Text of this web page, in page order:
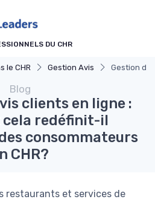
DU CHR
le CHR Gestion Avis Gestion
Blog
clients en ligne :
cela redéfinit-il
consommateurs
CHR?
restaurants et services de